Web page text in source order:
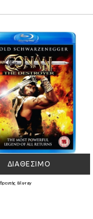
ΔΙΑΘΈΣΙΜΟ
Blu-ray